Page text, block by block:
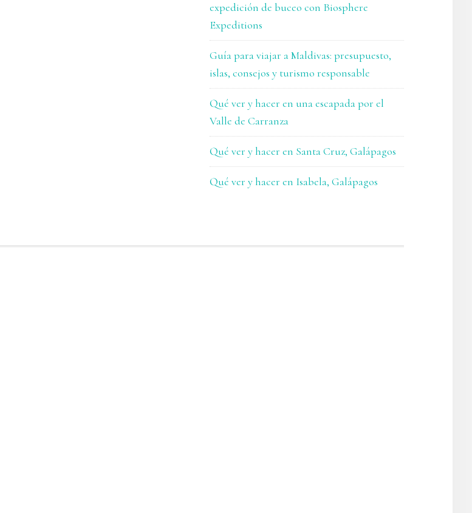
expedición de buceo con Biosphere
Expeditions
Guía para viajar a Maldivas: presupuesto,
islas, consejos y turismo responsable
Qué ver y hacer en una escapada por el
Valle de Carranza
Qué ver y hacer en Santa Cruz, Galápagos
Qué ver y hacer en Isabela, Galápagos